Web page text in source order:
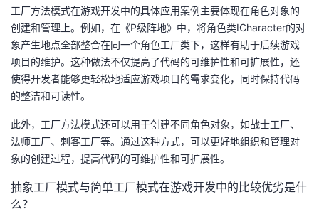
工厂方法模式在游戏开发中的具体应用案例主要体现在角色对象的
创建和管理上。例如，在《P级阵地》中，将角色类ICharacter的对
象产生地点全部整合在同一个角色工厂类下，这样有助于后续游戏
项目的维护。这种做法不仅提高了代码的可维护性和可扩展性，还
使得开发者能够更轻松地适应游戏项目的需求变化，同时保持代码
的整洁和可读性。
此外，工厂方法模式还可以用于创建不同角色对象，如战士工厂、
法师工厂、刺客工厂等。通过这种方式，可以更好地组织和管理对
象的创建过程，提高代码的可维护性和可扩展性。
抽象工厂模式与简单工厂模式在游戏开发中的比较优劣是什
么？